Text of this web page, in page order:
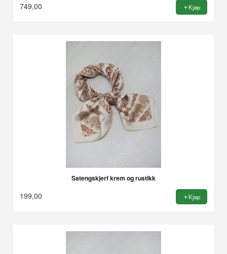
749,00 Kjøp
Satengskjerf krem og rustikk
199,00 Kjøp